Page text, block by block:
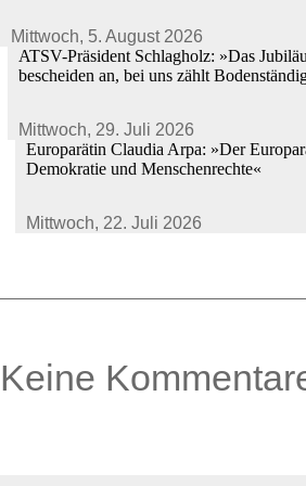
Mittwoch, 5. August 2026
ATSV-Präsident Schlagholz: »Das
bescheiden an, bei uns zählt
Mittwoch, 29. Juli 2026
Europarätin Claudia Arpa: »Der
Demokratie und Menschenrechte«
Mittwoch, 22. Juli 2026
0 Kommentare
Keine